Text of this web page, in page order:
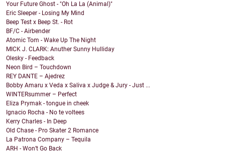
Your Future Ghost - "Oh La La (Animal)"
Eric Sleeper - Losing My Mind
Beep Test x Beep St. - Rot
BF/C - Airbender
Atomic Tom - Wake Up The Night
MICK J. CLARK: Anuther Sunny Hulliday
Olesky - Feedback
Neon Bird – Touchdown
REY DANTE – Ajedrez
Bobby Amaru x Veda x Saliva x Judge & Jury - Just ...
WINTERsummer – Perfect
Eliza Prymak - tongue in cheek
Ignacio Rocha - No te voltees
Kerry Charles - In Deep
Old Chase - Pro Skater 2 Romance
La Patrona Company – Tequila
ARH - Won’t Go Back